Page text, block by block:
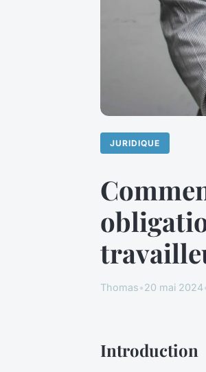
JURIDIQUE
Thomas•20 mai 2024
Introduction